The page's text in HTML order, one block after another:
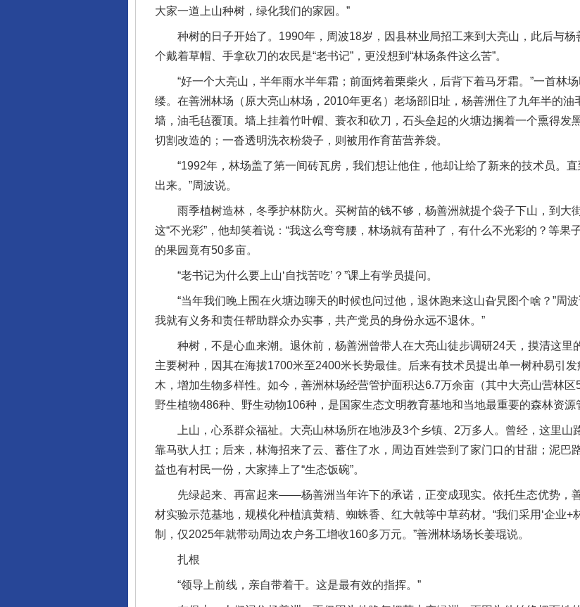
大家一道上山种树，绿化我们的家园。”
种树的日子开始了。1990年，周波18岁，因县林业局招工来到大亮山，此后与杨
个戴着草帽、手拿砍刀的农民是“老书记”，更没想到“林场条件这么苦”。
“好一个大亮山，半年雨水半年霜；前面烤着栗柴火，后背下着马牙霜。”一首林
缕。在善洲林场（原大亮山林场，2010年更名）老场部旧址，杨善洲住了九年半的
墙，油毛毡覆顶。墙上挂着竹叶帽、蓑衣和砍刀，石头垒起的火塘边搁着一个熏得发
切割改造的；一沓透明洗衣粉袋子，则被用作育苗营养袋。
“1992年，林场盖了第一间砖瓦房，我们想让他住，他却让给了新来的技术员。直
出来。”周波说。
雨季植树造林，冬季护林防火。买树苗的钱不够，杨善洲就提个袋子下山，到大
这“不光彩”，他却笑着说：“我这么弯弯腰，林场就有苗种了，有什么不光彩的？等果
的果园竟有50多亩。
“老书记为什么要上山‘自找苦吃’？”课上有学员提问。
“当年我们晚上围在火塘边聊天的时候也问过他，退休跑来这山旮旯图个啥？”周
我就有义务和责任帮助群众办实事，共产党员的身份永远不退休。”
种树，不是心血来潮。退休前，杨善洲曾带人在大亮山徒步调研24天，摸清这里
主要树种，因其在海拔1700米至2400米长势最佳。后来有技术员提出单一树种易引
木，增加生物多样性。如今，善洲林场经营管护面积达6.7万余亩（其中大亮山营林
野生植物486种、野生动物106种，是国家生态文明教育基地和当地最重要的森林资源
上山，心系群众福祉。大亮山林场所在地涉及3个乡镇、2万多人。曾经，这里山
靠马驮人扛；后来，林海招来了云、蓄住了水，周边百姓尝到了家门口的甘甜；泥巴
益也有村民一份，大家捧上了“生态饭碗”。
先绿起来、再富起来——杨善洲当年许下的承诺，正变成现实。依托生态优势，
材实验示范基地，规模化种植滇黄精、蜘蛛香、红大戟等中草药材。“我们采用‘企业+
制，仅2025年就带动周边农户务工增收160多万元。”善洲林场场长姜琨说。
扎根
“领导上前线，亲自带着干。这是最有效的指挥。”